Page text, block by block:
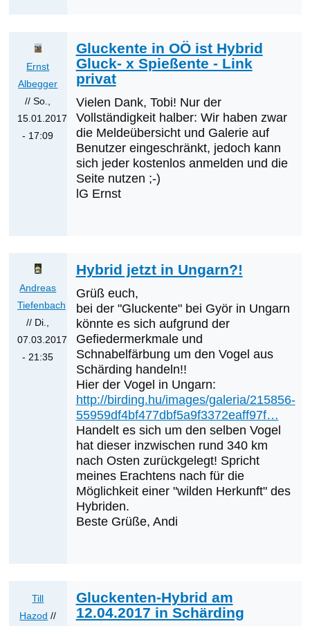
Ernst
Albegger
// So.,
15.01.2017
- 17:09
Gluck-
x
Spießente
Link
privat
Gluckente in OÖ ist Hybrid
Gluck- x Spießente - Link
privat
Vielen Dank, Tobi! Nur der
Vollständigkeit halber: Wir haben zwar
die Meldeübersicht und Galerie auf
Benutzer eingeschränkt, jedoch kann
sich jeder kostenlos anmelden und die
Seite nutzen ;-)
lG Ernst
Andreas
Tiefenbach
// Di.,
07.03.2017
- 21:35
von
Ernst
Hybrid jetzt in Ungarn?!
Grüß euch,
bei der "Gluckente" bei Györ in Ungarn
könnte es sich aufgrund der
Gefiedermerkmale und
Schnabelfärbung um den Vogel aus
Schärding handeln!!
Hier der Vogel in Ungarn:
http://birding.hu/images/galeria/215856-
55959df4bf477dbf5a9f3372eaff97f…
Handelt es sich um den selben Vogel
hat dieser inzwischen rund 340 km
nach Osten zurückgelegt! Spricht
meines Erachtens nach für die
Möglichkeit einer "wilden Herkunft" des
Hybriden.
Beste Grüße, Andi
Till
Hazod //
Gluckenten-Hybrid am
12.04.2017 in Schärding